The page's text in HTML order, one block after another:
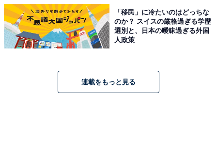
では、公式Webサイトだけでは分からないリアルな様子を紹介しま
す。
こちらもおすすめ
【楽天トラベルセール】宮城県「松島温泉 ホテ
ル絶景の館」が特別価格で登場中
「移民」に冷たいのはどっちな
のか？ スイスの厳格過ぎる学歴
選別と、日本の曖昧過ぎる外国
人政策
連載をもっと見る